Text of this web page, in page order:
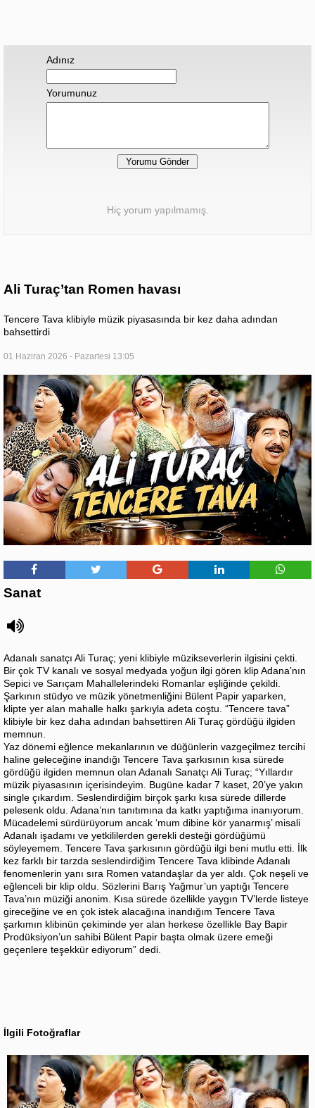
Adınız
Yorumunuz
Hiç yorum yapılmamış.
Ali Turaç’tan Romen havası
Tencere Tava klibiyle müzik piyasasında bir kez daha adından
bahsettirdi
01 Haziran 2026 - Pazartesi 13:05
Sanat
Adanalı sanatçı Ali Turaç; yeni klibiyle müzikseverlerin ilgisini çekti.
Bir çok TV kanalı ve sosyal medyada yoğun ilgi gören klip Adana’nın
Sepici ve Sarıçam Mahallelerindeki Romanlar eşliğinde çekildi.
Şarkının stüdyo ve müzik yönetmenliğini Bülent Papir yaparken,
klipte yer alan mahalle halkı şarkıyla adeta coştu. “Tencere tava”
klibiyle bir kez daha adından bahsettiren Ali Turaç gördüğü ilgiden
memnun.
Yaz dönemi eğlence mekanlarının ve düğünlerin vazgeçilmez tercihi
haline geleceğine inandığı Tencere Tava şarkısının kısa sürede
gördüğü ilgiden memnun olan Adanalı Sanatçı Ali Turaç; “Yıllardır
müzik piyasasının içerisindeyim. Bugüne kadar 7 kaset, 20’ye yakın
single çıkardım. Seslendirdiğim birçok şarkı kısa sürede dillerde
pelesenk oldu. Adana’nın tanıtımına da katkı yaptığıma inanıyorum.
Mücadelemi sürdürüyorum ancak ‘mum dibine kör yanarmış’ misali
Adanalı işadamı ve yetkililerden gerekli desteği gördüğümü
söyleyemem. Tencere Tava şarkısının gördüğü ilgi beni mutlu etti. İlk
kez farklı bir tarzda seslendirdiğim Tencere Tava klibinde Adanalı
fenomenlerin yanı sıra Romen vatandaşlar da yer aldı. Çok neşeli ve
eğlenceli bir klip oldu. Sözlerini Barış Yağmur’un yaptığı Tencere
Tava’nın müziği anonim. Kısa sürede özellikle yaygın TV’lerde listeye
gireceğine ve en çok istek alacağına inandığım Tencere Tava
şarkımın klibinün çekiminde yer alan herkese özellikle Bay Bapir
Prodüksiyon’un sahibi Bülent Papir başta olmak üzere emeği
geçenlere teşekkür ediyorum” dedi.
İlgili Fotoğraflar